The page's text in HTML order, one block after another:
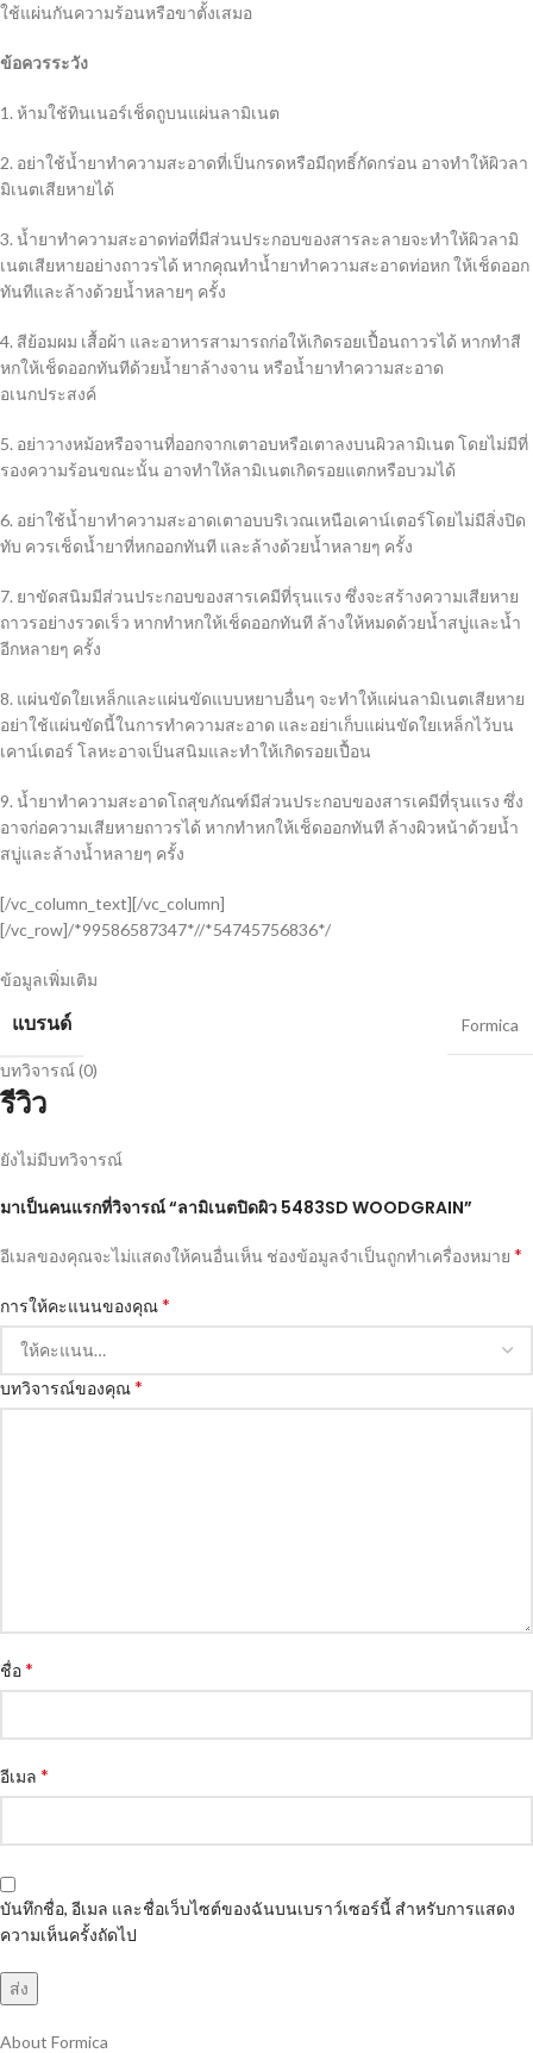
ใช้แผ่นกันความร้อนหรือขาตั้งเสมอ
ข้อควรระวัง
1. ห้ามใช้ทินเนอร์เช็ดถูบนแผ่นลามิเนต
2. อย่าใช้น้ำยาทำความสะอาดที่เป็นกรดหรือมีฤทธิ์กัดกร่อน อาจทำให้ผิวลา
มิเนตเสียหายได้
3. น้ำยาทำความสะอาดท่อที่มีส่วนประกอบของสารละลายจะทำให้ผิวลามิ
เนตเสียหายอย่างถาวรได้ หากคุณทำน้ำยาทำความสะอาดท่อหก ให้เช็ดออก
ทันทีและล้างด้วยน้ำหลายๆ ครั้ง
4. สีย้อมผม เสื้อผ้า และอาหารสามารถก่อให้เกิดรอยเปื้อนถาวรได้ หากทำสี
หกให้เช็ดออกทันทีด้วยน้ำยาล้างจาน หรือน้ำยาทำความสะอาด
อเนกประสงค์
5. อย่าวางหม้อหรือจานที่ออกจากเตาอบหรือเตาลงบนผิวลามิเนต โดยไม่มีที่
รองความร้อนขณะนั้น อาจทำให้ลามิเนตเกิดรอยแตกหรือบวมได้
6. อย่าใช้น้ำยาทำความสะอาดเตาอบบริเวณเหนือเคาน์เตอร์โดยไม่มีสิ่งปิด
ทับ ควรเช็ดน้ำยาที่หกออกทันที และล้างด้วยน้ำหลายๆ ครั้ง
7. ยาขัดสนิมมีส่วนประกอบของสารเคมีที่รุนแรง ซึ่งจะสร้างความเสียหาย
ถาวรอย่างรวดเร็ว หากทำหกให้เช็ดออกทันที ล้างให้หมดด้วยน้ำสบู่และน้ำ
อีกหลายๆ ครั้ง
8. แผ่นขัดใยเหล็กและแผ่นขัดแบบหยาบอื่นๆ จะทำให้แผ่นลามิเนตเสียหาย
อย่าใช้แผ่นขัดนี้ในการทำความสะอาด และอย่าเก็บแผ่นขัดใยเหล็กไว้บน
เคาน์เตอร์ โลหะอาจเป็นสนิมและทำให้เกิดรอยเปื้อน
9. น้ำยาทำความสะอาดโถสุขภัณฑ์มีส่วนประกอบของสารเคมีที่รุนแรง ซึ่ง
อาจก่อความเสียหายถาวรได้ หากทำหกให้เช็ดออกทันที ล้างผิวหน้าด้วยน้ำ
สบู่และล้างน้ำหลายๆ ครั้ง
[/vc_column_text][/vc_column]
[/vc_row]/*99586587347*//*54745756836*/
ข้อมูลเพิ่มเติม
แบรนด์ Formica
บทวิจารณ์ (0)
รีวิว
ยังไม่มีบทวิจารณ์
มาเป็นคนแรกที่วิจารณ์ “ลามิเนตปิดผิว 5483SD WOODGRAIN”
อีเมลของคุณจะไม่แสดงให้คนอื่นเห็น ช่องข้อมูลจำเป็นถูกทำเครื่องหมาย *
การให้คะแนนของคุณ*
บทวิจารณ์ของคุณ*
ชื่อ*
อีเมล *
บันทึกชื่อ, อีเมล และชื่อเว็บไซต์ของฉันบนเบราว์เซอร์นี้ สำหรับการแสดง
ความเห็นครั้งถัดไป
About Formica